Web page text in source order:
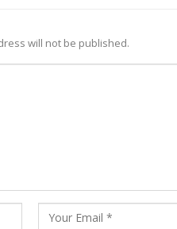
will not be published.